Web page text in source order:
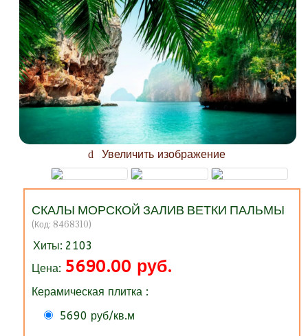
Увеличить изображение
СКАЛЫ МОРСКОЙ ЗАЛИВ ВЕТКИ ПАЛЬМЫ
(Код: 8468310)
Хиты: 2103
Цена: 5690.00 руб.
Керамическая плитка :
5690 руб/кв.м